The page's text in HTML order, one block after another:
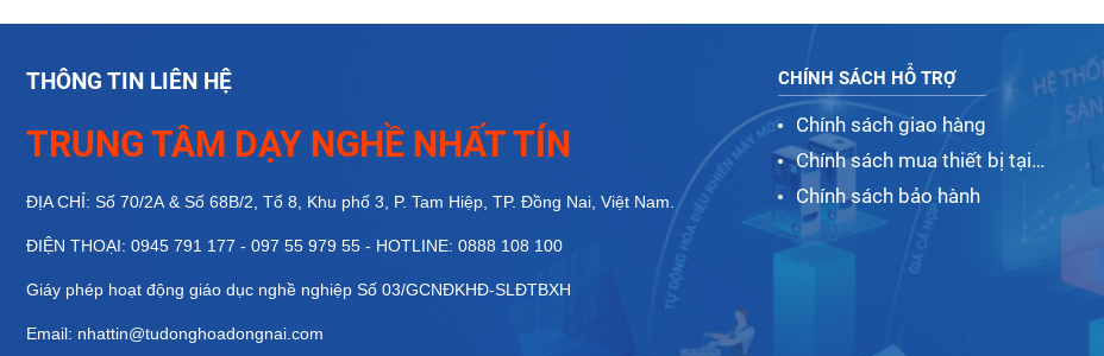
THÔNG TIN LIÊN HỆ
TRUNG TÂM DẠY NGHỀ NHẤT TÍN
ĐỊA CHỈ: Số 70/2A & Số 68B/2, Tổ 8, Khu phố 3, P. Tam Hiệp, TP. Đồng Nai, Việt Nam.
ĐIỆN THOẠI: 0945 791 177 - 097 55 979 55 - HOTLINE: 0888 108 100
Giáy phép hoạt động giáo dục nghề nghiệp Số 03/GCNĐKHĐ-SLĐTBXH
Email: nhattin@tudonghoadongnai.com
CHÍNH SÁCH HỖ TRỢ
Chính sách giao hàng
Chính sách mua thiết bị tại
Nhất Tín
Chính sách bảo hành